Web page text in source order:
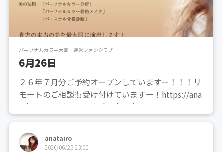
パーソナルカラー大宮 運営ファンクラブ
6月26日
２６年７月分ご予約オープンしていますー！！！リ
モートのご相談も受け付けていますー！https://ana
tairo.resv.jp/reserve/calendar.php?x=1633499698
御質問などは下記、お問い合わせフォームからお願
いいたします。https://anatairo.s...
anatairo
2026/06/25 23:00